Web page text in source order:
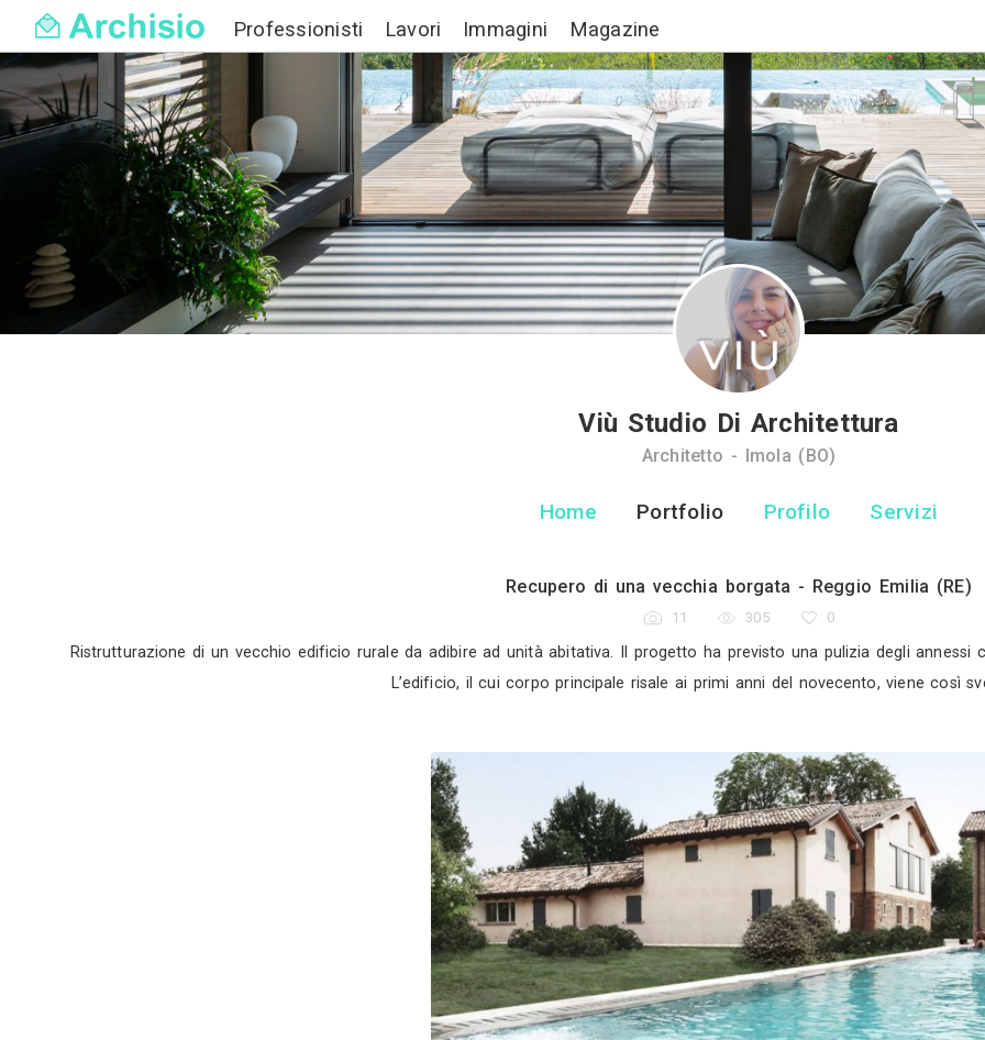
Professionisti Lavori Immagini
Viù Studio Di
Home Portfolio
11
Ristrutturazione di un vecchio edificio rurale da adibire ad unità abitativa. Il progetto ha
L’edificio, il cui corpo principale risale ai primi anni